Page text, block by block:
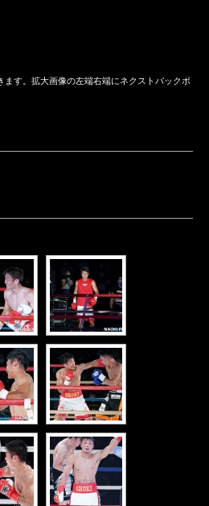
す。拡大画像の左端右端にネクストバックボ